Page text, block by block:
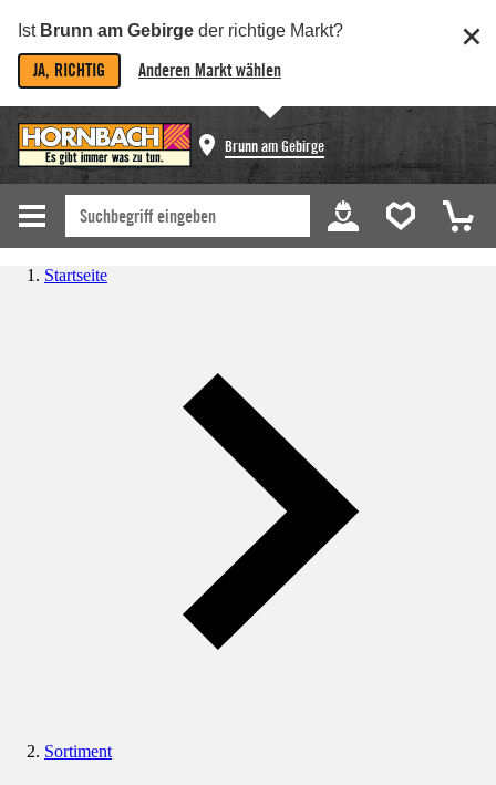
Ist Brunn am Gebirge der richtige Markt?
JA, RICHTIG Anderen Markt wählen
Brunn am Gebirge
Startseite
Sortiment